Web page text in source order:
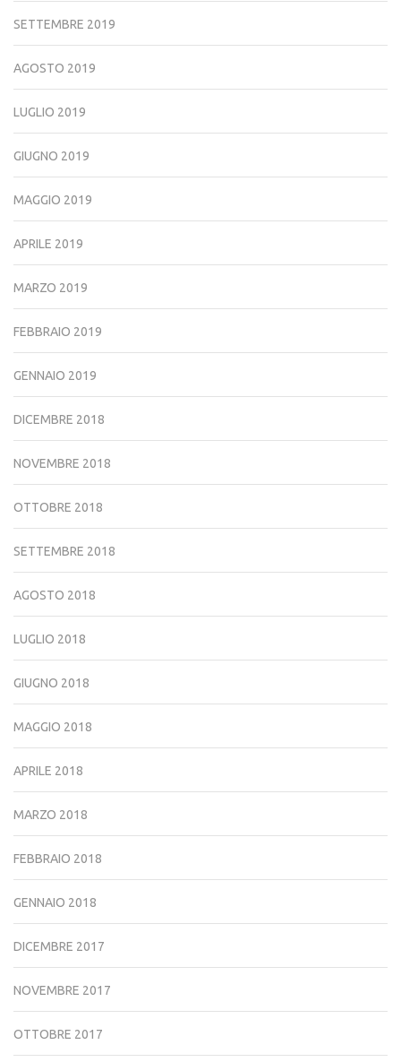
SETTEMBRE 2019
AGOSTO 2019
LUGLIO 2019
GIUGNO 2019
MAGGIO 2019
APRILE 2019
MARZO 2019
FEBBRAIO 2019
GENNAIO 2019
DICEMBRE 2018
NOVEMBRE 2018
OTTOBRE 2018
SETTEMBRE 2018
AGOSTO 2018
LUGLIO 2018
GIUGNO 2018
MAGGIO 2018
APRILE 2018
MARZO 2018
FEBBRAIO 2018
GENNAIO 2018
DICEMBRE 2017
NOVEMBRE 2017
OTTOBRE 2017